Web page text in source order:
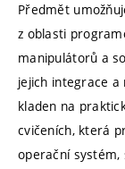
Předmět
z oblasti
manipulátorů a
jejich integrace a
kladen na
cvičeních, která
operační systém,